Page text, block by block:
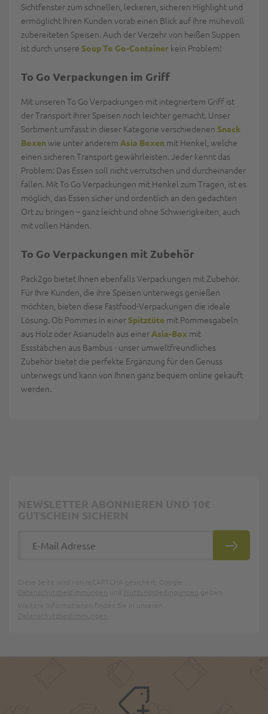
Sichtfenster zum schnellen, leckeren, sicheren Highlight und
ermöglicht Ihren Kunden vorab einen Blick auf Ihre mühevoll
zubereiteten Speisen. Auch der Verzehr von heißen Suppen
ist durch unsere Soup To Go-Container kein Problem!
To Go Verpackungen im Griff
Mit unseren To Go Verpackungen mit integriertem Griff ist
der Transport Ihrer Speisen noch leichter gemacht. Unser
Sortiment umfasst in dieser Kategorie verschiedenen Snack
Boxenwie unter anderem Asia Boxen mit Henkel, welche
einen sicheren Transport gewährleisten. Jeder kennt das
Problem: Das Essen soll nicht verrutschen und durcheinander
fallen. Mit To Go Verpackungen mit Henkel zum Tragen, ist es
möglich, das Essen sicher und ordentlich an den gedachten
Ort zu bringen – ganz leicht und ohne Schwierigkeiten, auch
mit vollen Händen.
To Go Verpackungen mit Zubehör
Pack2go bietet Ihnen ebenfalls Verpackungen mit Zubehör.
Für Ihre Kunden, die ihre Speisen unterwegs genießen
möchten, bieten diese Fastfood-Verpackungen die ideale
Lösung. Ob Pommes in einer Spitztüte mit Pommesgabeln
aus Holz oder Asianudeln aus einerAsia-Box mit
Essstäbchen aus Bambus - unser umweltfreundliches
Zubehör bietet die perfekte Ergänzung für den Genuss
unterwegs und kann von Ihnen ganz bequem online gekauft
werden.